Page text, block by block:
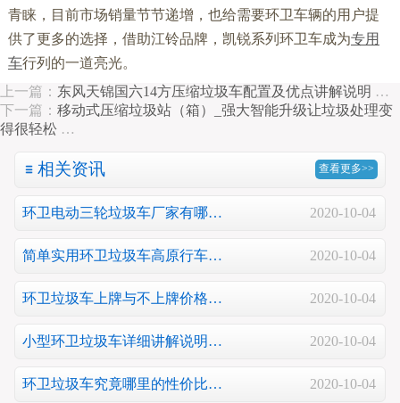
青睐，目前市场销量节节递增，也给需要环卫车辆的用户提
供了更多的选择，借助江铃品牌，凯锐系列环卫车成为专用
车行列的一道亮光。
上一篇： 东风天锦国六14方压缩垃圾车配置及优点讲解说明 …
下一篇： 移动式压缩垃圾站（箱）_强大智能升级让垃圾处理变
得很轻松 …
相关资讯 查看更多>>
环卫电动三轮垃圾车厂家有哪… 2020-10-04
简单实用环卫垃圾车高原行车… 2020-10-04
环卫垃圾车上牌与不上牌价格… 2020-10-04
小型环卫垃圾车详细讲解说明… 2020-10-04
环卫垃圾车究竟哪里的性价比… 2020-10-04